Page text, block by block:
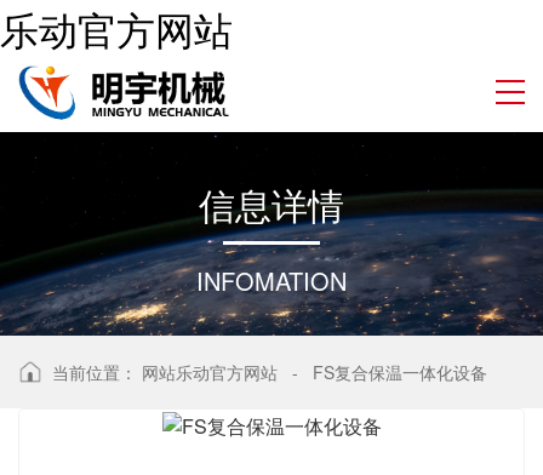
乐动官方网站
信息详情
INFOMATION
当前位置： 网站乐动官方网站 - FS复合保温一体化设备